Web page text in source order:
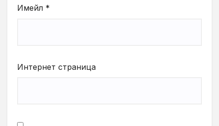
Имейл *
Интернет страница